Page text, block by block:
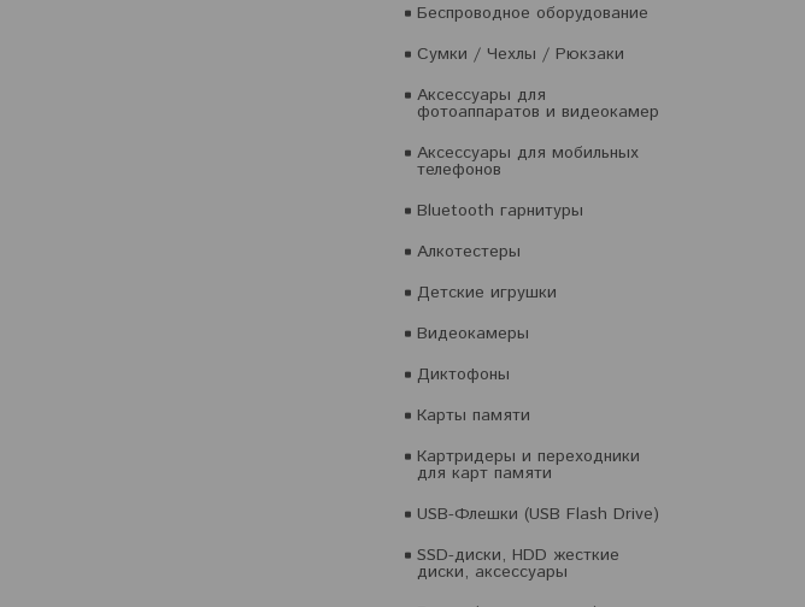
Беспроводное оборудование
Сумки / Чехлы / Рюкзаки
Аксессуары для
фотоаппаратов и видеокамер
Аксессуары для мобильных
телефонов
Bluetooth гарнитуры
Алкотестеры
Детские игрушки
Видеокамеры
Диктофоны
Карты памяти
Картридеры и переходники
для карт памяти
USB-Флешки (USB Flash Drive)
SSD-диски, HDD жесткие
диски, аксессуары